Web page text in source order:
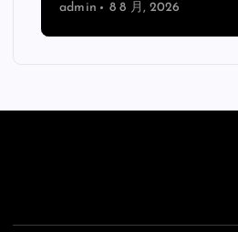
admin 8 8 月, 2026